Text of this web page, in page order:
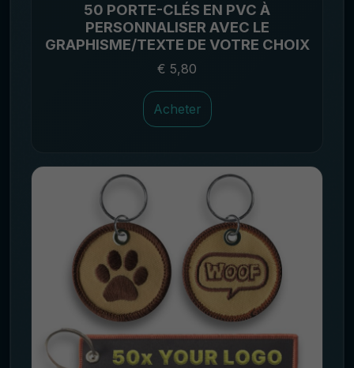
50 PORTE-CLÉS EN PVC À
PERSONNALISER AVEC LE
GRAPHISME/TEXTE DE VOTRE CHOIX
€ 5,80
Acheter